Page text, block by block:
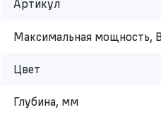
Артикул
Максимальная мощность,
Цвет
Глубина, мм